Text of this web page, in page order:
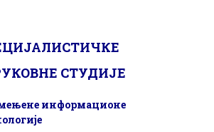
СТУДИЈЕ
информационе